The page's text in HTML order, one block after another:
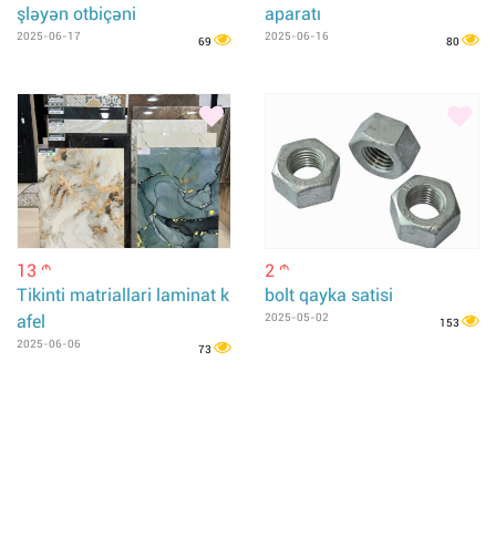
şləyən otbiçəni
2025-06-17 69
aparatı
2025-06-16 80
13 m
Tikinti matriallari laminat k
afel
2025-06-06 73
2 m
bolt qayka satisi
2025-05-02 153